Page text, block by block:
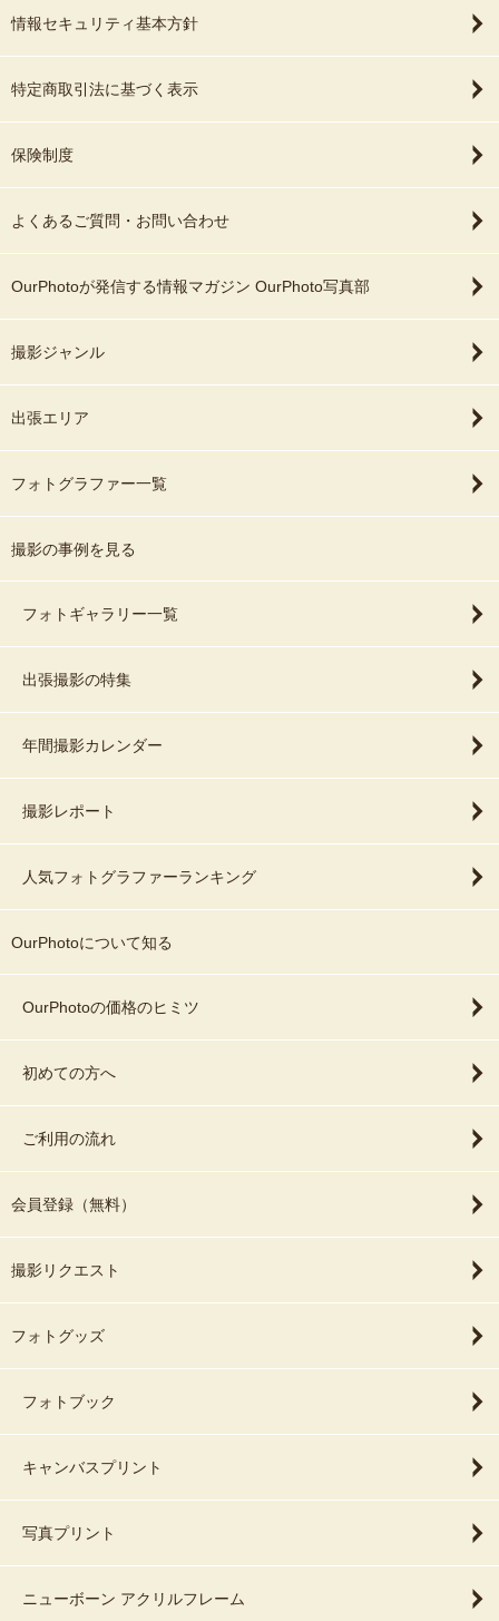
情報セキュリティ基本方針
特定商取引法に基づく表示
保険制度
よくあるご質問・お問い合わせ
OurPhotoが発信する情報マガジン OurPhoto写真部
撮影ジャンル
出張エリア
フォトグラファー一覧
撮影の事例を見る
フォトギャラリー一覧
出張撮影の特集
年間撮影カレンダー
撮影レポート
人気フォトグラファーランキング
OurPhotoについて知る
OurPhotoの価格のヒミツ
初めての方へ
ご利用の流れ
会員登録（無料）
撮影リクエスト
フォトグッズ
フォトブック
キャンバスプリント
写真プリント
ニューボーン アクリルフレーム